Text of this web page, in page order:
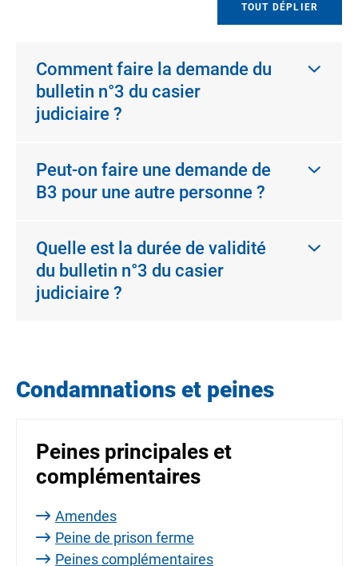
TOUT DÉPLIER
Comment faire la demande du
bulletin n°3 du casier
judiciaire ?
Peut-on faire une demande de
B3 pour une autre personne ?
Quelle est la durée de validité
du bulletin n°3 du casier
judiciaire ?
Condamnations et peines
Peines principales et
complémentaires
Amendes
Peine de prison ferme
Peines complémentaires